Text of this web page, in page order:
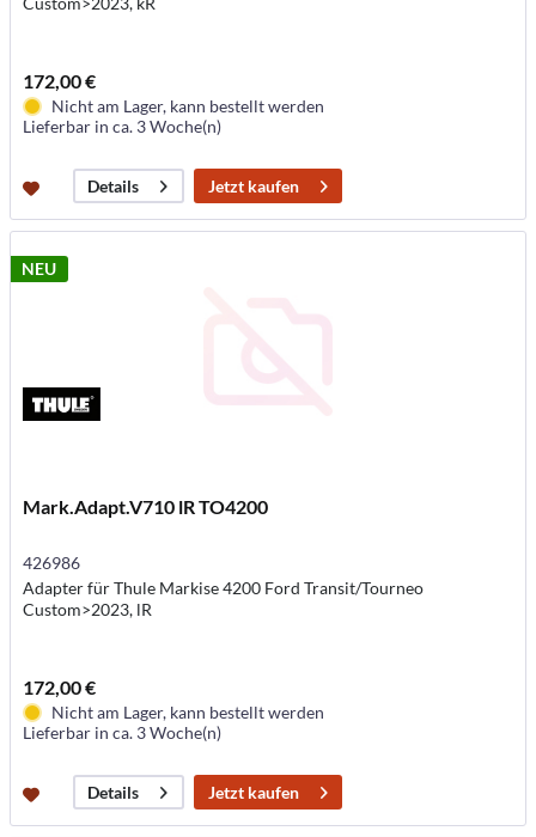
172,00 €
Nicht am Lager, kann bestellt werden
Lieferbar in ca. 3 Woche(n)
Details Jetzt kaufen
NEU
Mark.Adapt.V710 lR TO4200
426986
Adapter für Thule Markise 4200 Ford Transit/Tourneo
Custom>2023, lR
172,00 €
Nicht am Lager, kann bestellt werden
Lieferbar in ca. 3 Woche(n)
Details Jetzt kaufen